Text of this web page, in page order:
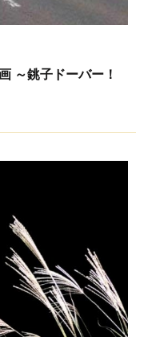
～銚子ドーバー！